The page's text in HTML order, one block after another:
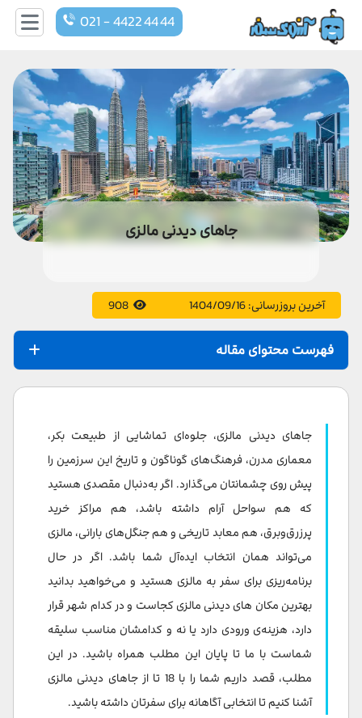
021 - 4422 44 44
جاهای دیدنی مالزی
آخرین بروزرسانی:1404/09/16
فهرست محتوای مقاله
جاذبه‌های تاریخی و مدرن مالزی
کاخ ملی مالزی (National Palace – Istana Negara)
برج‌های دوقلوی پتروناس
غارهای باتو (Batu Caves)
شهر تاریخی ملاکا (Melaka)
بوکیت بینتانگ (Bukit Bintang)
روستای ساراواک (Sarawak Village)
جاهای دیدنی مالزی، جلوه‌ای تماشایی از طبیعت بکر،
معماری مدرن، فرهنگ‌های گوناگون و تاریخ این سرزمین را
پیش روی چشمانتان می‌گذارد. اگر به‌دنبال مقصدی هستید
که هم سواحل آرام داشته باشد، هم مراکز خرید
پرزرق‌وبرق، هم معابد تاریخی و هم جنگل‌های بارانی، مالزی
می‌تواند همان انتخاب ایده‌آل شما باشد. اگر در حال
برنامه‌ریزی برای سفر به مالزی هستید و می‌خواهید بدانید
بهترین مکان های دیدنی مالزی کجاست و در کدام شهر قرار
دارد، هزینه‌ی ورودی دارد یا نه و کدامشان مناسب سلیقه
شماست با ما تا پایان این مطلب همراه باشید. در این
مطلب، قصد داریم شما را با 18 تا از جاهای دیدنی مالزی
آشنا کنیم تا انتخابی آگاهانه برای سفرتان داشته باشید.